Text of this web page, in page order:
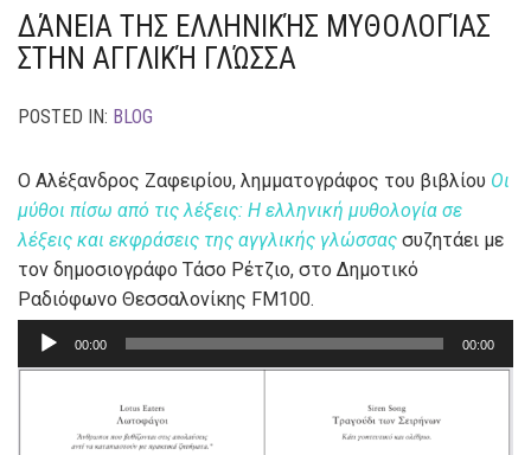
ΔΆΝΕΙΑ ΤΗΣ ΕΛΛΗΝΙΚΉΣ ΜΥΘΟΛΟΓΊΑΣ
ΣΤΗΝ ΑΓΓΛΙΚΉ ΓΛΏΣΣΑ
POSTED IN: BLOG
Ο Αλέξανδρος Ζαφειρίου, λημματογράφος του βιβλίου Oι
μύθοι πίσω από τις λέξεις: Η ελληνική μυθολογία σε
λέξεις και εκφράσεις της αγγλικής γλώσσας συζητάει με
τον δημοσιογράφο Τάσο Ρέτζιο, στο Δημοτικό
Ραδιόφωνο Θεσσαλονίκης FM100.
Audio
Player
00:00 00:00